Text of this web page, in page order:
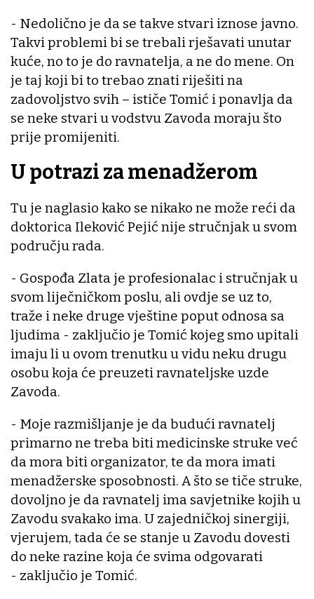
- Nedolično je da se takve stvari iznose javno.
Takvi problemi bi se trebali rješavati unutar
kuće, no to je do ravnatelja, a ne do mene. On
je taj koji bi to trebao znati riješiti na
zadovoljstvo svih – ističe Tomić i ponavlja da
se neke stvari u vodstvu Zavoda moraju što
prije promijeniti.
U potrazi za menadžerom
Tu je naglasio kako se nikako ne može reći da
doktorica Ileković Pejić nije stručnjak u svom
području rada.
- Gospođa Zlata je profesionalac i stručnjak u
svom liječničkom poslu, ali ovdje se uz to,
traže i neke druge vještine poput odnosa sa
ljudima - zaključio je Tomić kojeg smo upitali
imaju li u ovom trenutku u vidu neku drugu
osobu koja će preuzeti ravnateljske uzde
Zavoda.
- Moje razmišljanje je da budući ravnatelj
primarno ne treba biti medicinske struke već
da mora biti organizator, te da mora imati
menadžerske sposobnosti. A što se tiče struke,
dovoljno je da ravnatelj ima savjetnike kojih u
Zavodu svakako ima. U zajedničkoj sinergiji,
vjerujem, tada će se stanje u Zavodu dovesti
do neke razine koja će svima odgovarati
- zaključio je Tomić.